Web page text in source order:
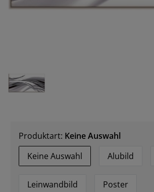
Produktart: Keine Auswahl
Keine Auswahl
Alubild
Leinwandbild Poster